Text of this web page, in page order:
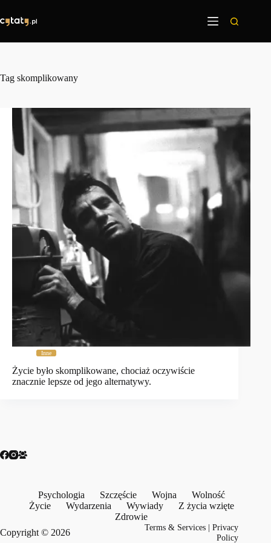
treści
Tag skomplikowany
Inne
Życie było skomplikowane, chociaż oczywiście
znacznie lepsze od jego alternatywy.
Psychologia Szczęście Wojna
Wolność
Życie
Wydarzenia Wywiady
Z życia wzięte
Zdrowie
Copyright © 2026
Terms & Services |Privacy
Policy